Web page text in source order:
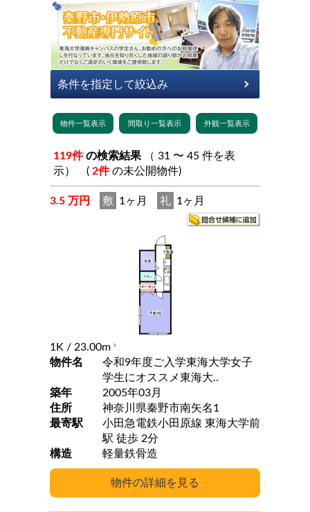
119件 の検索結果
示） ( 2件 の未公開物件)
3.5 万円 敷 1ヶ月 礼 1ヶ月
1K / 23.00m 2
物件名
令和9年度ご入学東海大学女子
学生にオススメ東海大..
築年
2005年03月
住所
神奈川県秦野市南矢名1
最寄駅
小田急電鉄小田原線 東海大学前
駅 徒歩 2分
構造
軽量鉄骨造